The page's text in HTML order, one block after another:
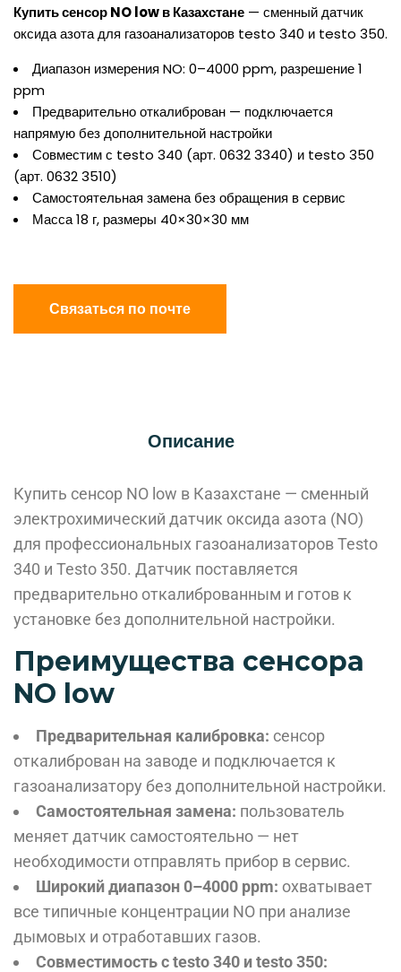
Купить сенсор NO low в Казахстане — сменный датчик
оксида азота для газоанализаторов testo 340 и testo 350.
Диапазон измерения NO: 0–4000 ppm, разрешение 1
ppm
Предварительно откалиброван — подключается
напрямую без дополнительной настройки
Совместим с testo 340 (арт. 0632 3340) и testo 350
(арт. 0632 3510)
Самостоятельная замена без обращения в сервис
Масса 18 г, размеры 40×30×30 мм
Связаться по почте
Описание
Купить сенсор NO low в Казахстане — сменный
электрохимический датчик оксида азота (NO)
для профессиональных газоанализаторов Testo
340 и Testo 350. Датчик поставляется
предварительно откалиброванным и готов к
установке без дополнительной настройки.
Преимущества сенсора
NO low
Предварительная калибровка: сенсор
откалиброван на заводе и подключается к
газоанализатору без дополнительной настройки.
Самостоятельная замена: пользователь
меняет датчик самостоятельно — нет
необходимости отправлять прибор в сервис.
Широкий диапазон 0–4000 ppm: охватывает
все типичные концентрации NO при анализе
дымовых и отработавших газов.
Совместимость с testo 340 и testo 350: